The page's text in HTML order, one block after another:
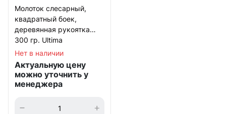
Молоток слесарный,
квадратный боек,
деревянная рукоятка
300 гр. Ultima
Нет в наличии
Актуальную цену
можно уточнить у
менеджера